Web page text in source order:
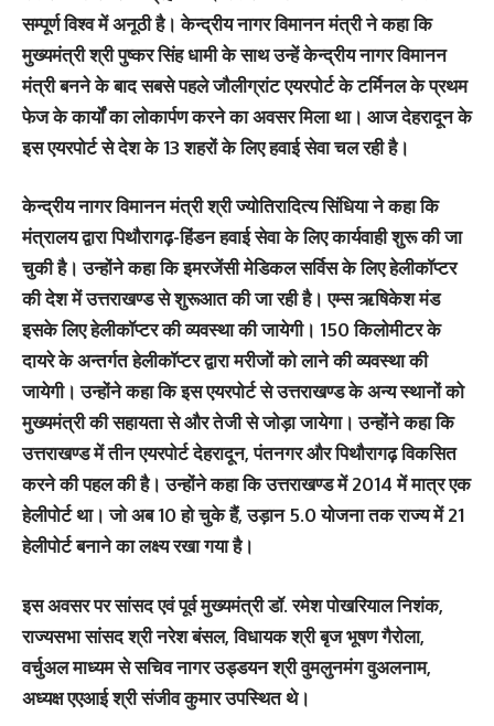
सम्पूर्ण विश्व में अनूठी है। केन्द्रीय नागर विमानन मंत्री ने कहा कि
मुख्यमंत्री श्री पुष्कर सिंह धामी के साथ उन्हें केन्द्रीय नागर विमानन
मंत्री बनने के बाद सबसे पहले जौलीग्रांट एयरपोर्ट के टर्मिनल के प्रथम
फेज के कार्यों का लोकार्पण करने का अवसर मिला था। आज देहरादून के
इस एयरपोर्ट से देश के 13 शहरों के लिए हवाई सेवा चल रही है।
केन्द्रीय नागर विमानन मंत्री श्री ज्योतिरादित्य सिंधिया ने कहा कि
मंत्रालय द्वारा पिथौरागढ़-हिंडन हवाई सेवा के लिए कार्यवाही शुरू की जा
चुकी है। उन्होंने कहा कि इमरजेंसी मेडिकल सर्विस के लिए हेलीकॉप्टर
की देश में उत्तराखण्ड से शुरूआत की जा रही है। एम्स ऋषिकेश मंड
इसके लिए हेलीकॉप्टर की व्यवस्था की जायेगी। 150 किलोमीटर के
दायरे के अन्तर्गत हेलीकॉप्टर द्वारा मरीजों को लाने की व्यवस्था की
जायेगी। उन्होंने कहा कि इस एयरपोर्ट से उत्तराखण्ड के अन्य स्थानों को
मुख्यमंत्री की सहायता से और तेजी से जोड़ा जायेगा। उन्होंने कहा कि
उत्तराखण्ड में तीन एयरपोर्ट देहरादून, पंतनगर और पिथौरागढ़ विकसित
करने की पहल की है। उन्होंने कहा कि उत्तराखण्ड में 2014 में मात्र एक
हेलीपोर्ट था। जो अब 10 हो चुके हैं, उड़ान 5.0 योजना तक राज्य में 21
हेलीपोर्ट बनाने का लक्ष्य रखा गया है।
इस अवसर पर सांसद एवं पूर्व मुख्यमंत्री डॉ. रमेश पोखरियाल निशंक,
राज्यसभा सांसद श्री नरेश बंसल, विधायक श्री बृज भूषण गैरोला,
वर्चुअल माध्यम से सचिव नागर उड्डयन श्री वुमलुनमंग वुअलनाम,
अध्यक्ष एएआई श्री संजीव कुमार उपस्थित थे।